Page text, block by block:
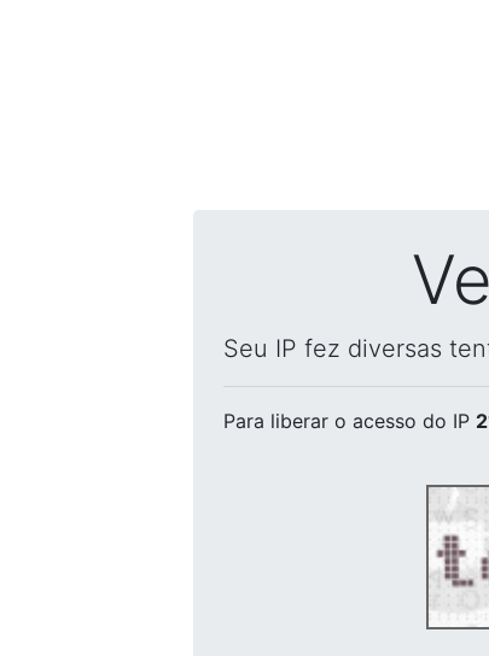
Seu IP fez diversas
Para liberar o acesso do IP